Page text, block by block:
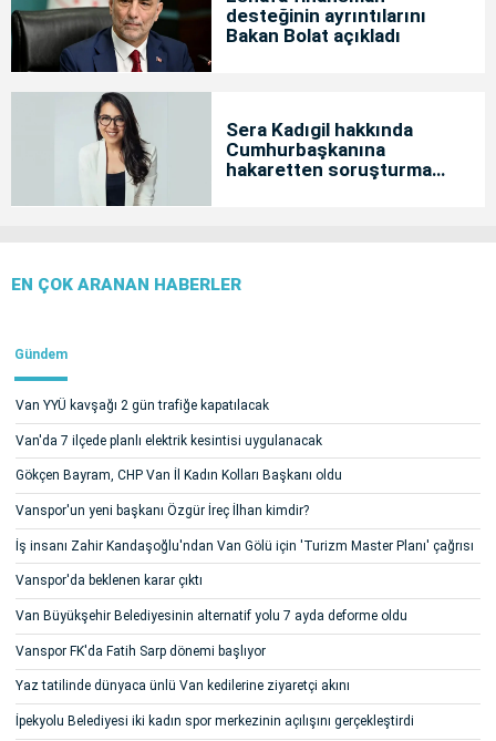
desteğinin ayrıntılarını
Bakan Bolat açıkladı
Sera Kadıgil hakkında
Cumhurbaşkanına
hakaretten soruşturma
EN ÇOK ARANAN HABERLER
Gündem
Van YYÜ kavşağı 2 gün trafiğe kapatılacak
Van'da 7 ilçede planlı elektrik kesintisi uygulanacak
Gökçen Bayram, CHP Van İl Kadın Kolları Başkanı oldu
Vanspor'un yeni başkanı Özgür İreç İlhan kimdir?
İş insanı Zahir Kandaşoğlu'ndan Van Gölü için 'Turizm Master Planı' çağrısı
Vanspor'da beklenen karar çıktı
Van Büyükşehir Belediyesinin alternatif yolu 7 ayda deforme oldu
Vanspor FK'da Fatih Sarp dönemi başlıyor
Yaz tatilinde dünyaca ünlü Van kedilerine ziyaretçi akını
İpekyolu Belediyesi iki kadın spor merkezinin açılışını gerçekleştirdi